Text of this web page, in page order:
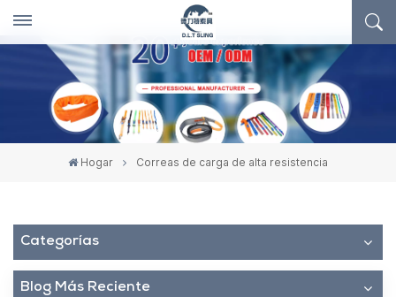
Hogar Correas de carga de alta resistencia
Categorías
Blog Más Reciente